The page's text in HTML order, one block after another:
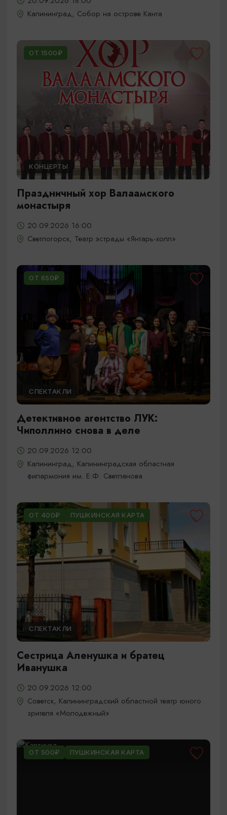
Калининград, Собор на острове Канта
ОТ 1500₽
КОНЦЕРТЫ
Праздничный хор Валаамского
монастыря
20.09.2026 16:00
Светлогорск, Театр эстрады «Янтарь-холл»
ОТ 650₽
СПЕКТАКЛИ
Детективное агентство ЛУК:
Чиполлино снова в деле
20.09.2026 12:00
Калининград, Калининградская областная
филармония им. Е.Ф. Светланова
ОТ 400₽ ПУШКИНСКАЯ КАРТА
СПЕКТАКЛИ
Сестрица Аленушка и братец
Иванушка
20.09.2026 12:00
Советск, Калининградский областной театр юного
зрителя «Молодежный»
ОТ 500₽ ПУШКИНСКАЯ КАРТА